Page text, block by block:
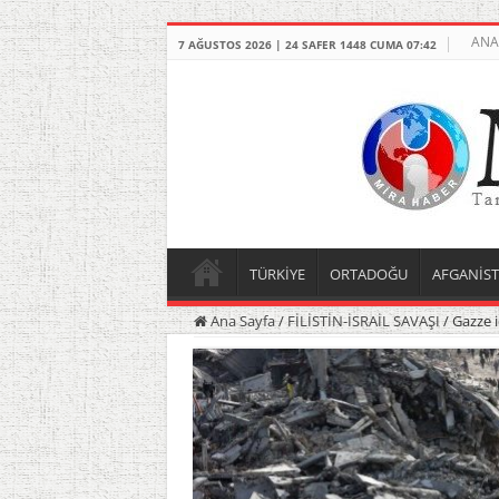
7 AĞUSTOS 2026 | 24 SAFER 1448 CUMA 07:42
TÜRKİYE ORTADOĞU
Ana Sayfa/FİLİSTİN-İSRAİL SAVAŞI/Gazze